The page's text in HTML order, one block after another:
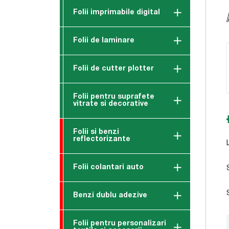
Folii imprimabile digital
Folii de laminare
Folii de cutter plotter
Folii pentru suprafete
vitrate si decorative
Folii si benzi
reflectorizante
Folii colantari auto
Benzi dublu adezive
Folii pentru personalizari